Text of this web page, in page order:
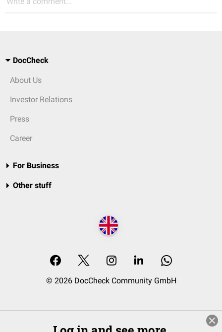
DocCheck
About Us
Investor Relations
Press
Career
For Business
Other stuff
© 2026 DocCheck Community GmbH